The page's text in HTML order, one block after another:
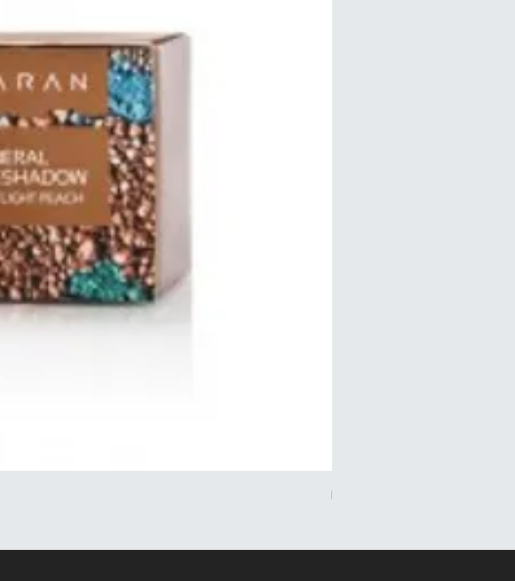
FARANミネラルアイライナ